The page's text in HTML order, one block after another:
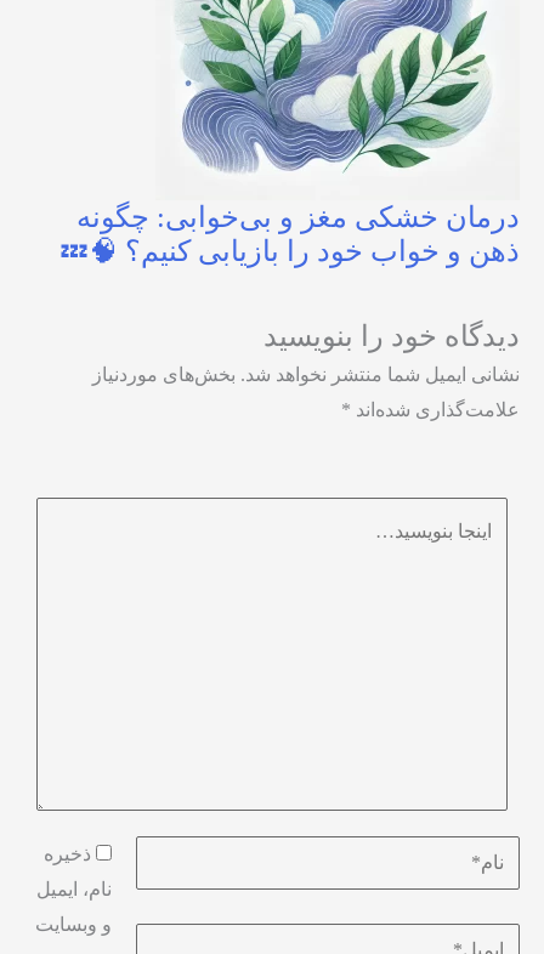
درمان خشکی مغز و بی‌خوابی: چگونه
ذهن و خواب خود را بازیابی کنیم؟ 🧠💤
دیدگاه‌ خود را بنویسید
نشانی ایمیل شما منتشر نخواهد شد. بخش‌های موردنیاز
علامت‌گذاری شده‌اند *
بنویسید…
نام*
ایمیل*
ذخیره
نام، ایمیل
و وبسایت